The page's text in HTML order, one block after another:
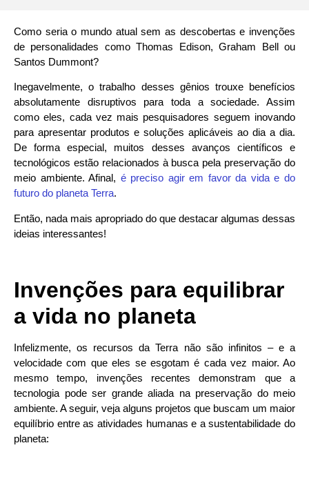
Como seria o mundo atual sem as descobertas e invenções
de personalidades como Thomas Edison, Graham Bell ou
Santos Dummont?
Inegavelmente, o trabalho desses gênios trouxe benefícios
absolutamente disruptivos para toda a sociedade. Assim
como eles, cada vez mais pesquisadores seguem inovando
para apresentar produtos e soluções aplicáveis ao dia a dia.
De forma especial, muitos desses avanços científicos e
tecnológicos estão relacionados à busca pela preservação do
meio ambiente. Afinal, é preciso agir em favor da vida e do
futuro do planeta Terra.
Então, nada mais apropriado do que destacar algumas dessas
ideias interessantes!
Invenções para equilibrar
a vida no planeta
Infelizmente, os recursos da Terra não são infinitos – e a
velocidade com que eles se esgotam é cada vez maior. Ao
mesmo tempo, invenções recentes demonstram que a
tecnologia pode ser grande aliada na preservação do meio
ambiente. A seguir, veja alguns projetos que buscam um maior
equilíbrio entre as atividades humanas e a sustentabilidade do
planeta: